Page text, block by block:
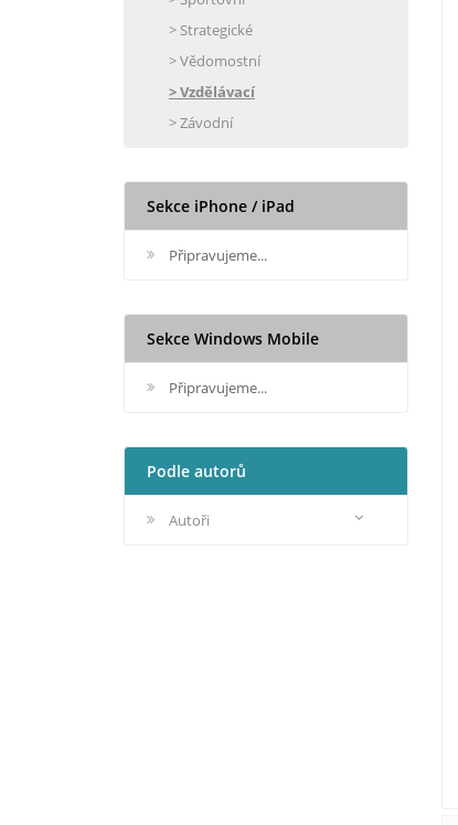
> Strategické
> Vědomostní
> Vzdělávací
> Závodní
Sekce iPhone / iPad
Připravujeme...
Sekce Windows Mobile
Připravujeme...
Podle autorů
Autoři